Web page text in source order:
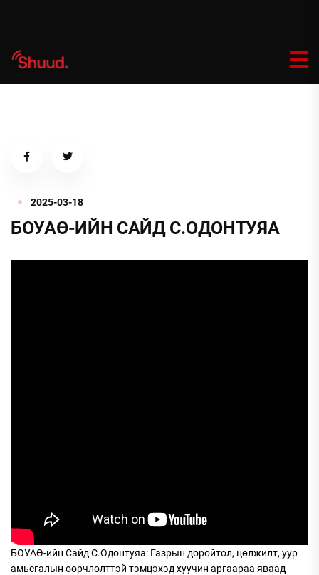
2025-03-18
БОУАӨ-ИЙН САЙД С.ОДОНТУЯА
БОУАӨ-ийн Сайд С.Одонтуяа: Газрын доройтол, цөлжилт, уур
амьсгалын өөрчлөлттэй тэмцэхэд хуучин аргаараа яваад